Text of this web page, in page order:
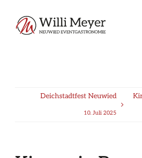
springen
Deichstadtfest Neuwied
10. Juli 2025